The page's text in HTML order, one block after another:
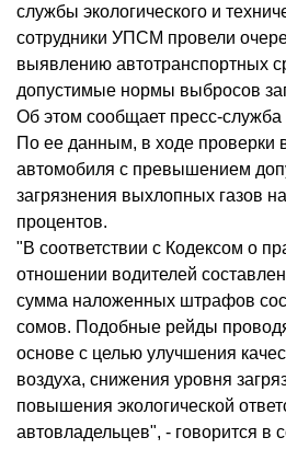
службы экологического и
сотрудники УПСМ провели
выявлению автотранспортных
допустимые нормы выбросов
Об этом сообщает пресс-
По ее данным, в ходе проверки
автомобиля с превышением
загрязнения выхлопных газов
процентов.
"В соответствии с Кодексом о
отношении водителей
сумма наложенных штрафов
сомов. Подобные рейды
основе с целью улучшения
воздуха, снижения уровня
повышения экологической
автовладельцев", - говорится в